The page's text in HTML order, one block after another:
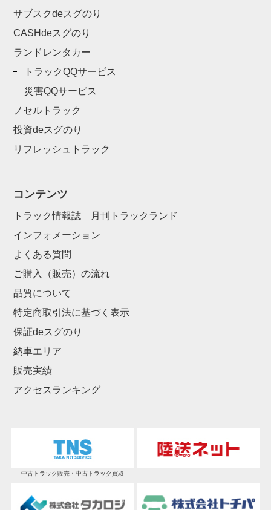
サブスクdeスグのり
CASHdeスグのり
ランドレンタカー
トラックQQサービス
災害QQサービス
ノセルトラック
投資deスグのり
リフレッシュトラック
コンテンツ
トラック情報誌 月刊トラックランド
インフォメーション
よくある質問
ご購入（販売）の流れ
品質について
特定商取引法に基づく表示
保証deスグのり
納車エリア
販売実績
アクセスランキング
中古トラック販売・中古トラック買取